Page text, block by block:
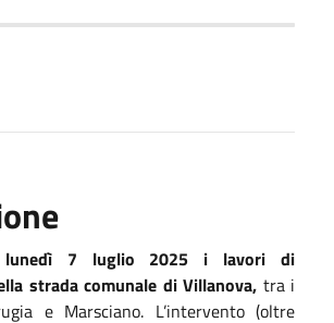
lunedì 7 luglio 2025 i lavori di
strada comunale di Villanova, tra i
e Marsciano. L’intervento (oltre